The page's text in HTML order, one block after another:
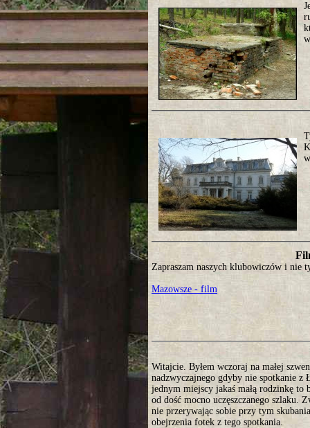
Zapraszam naszych klubowiczów i nie
Mazowsze - film
Witajcie. Byłem wczoraj na małej
nadzwyczajnego gdyby nie spotkanie
jednym miejscy jakaś małą rodzinkę to
od dość mocno uczęszczanego szlaku.
nie przerywając sobie przy tym
obejrzenia fotek z tego spotkania.